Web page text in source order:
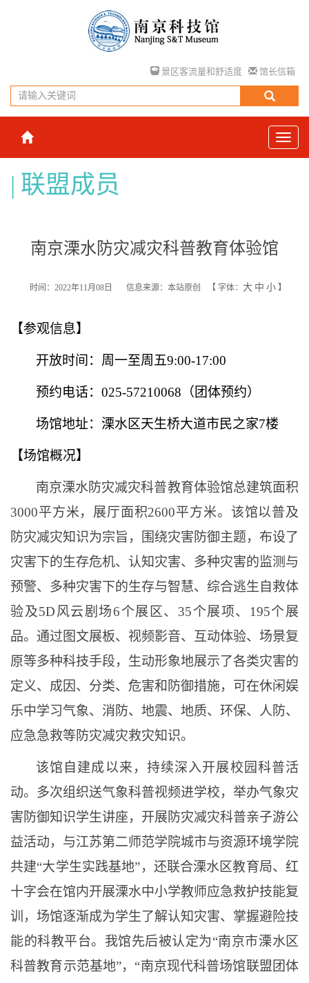
景区客流量和舒适度 馆长信箱
联盟成员
南京溧水防灾减灾科普教育体验馆
时间：2022年11月08日 信息来源：本站原创 【 字体： 大 中 小 】
【参观信息】
开放时间：周一至周五9:00-17:00
预约电话： 025-57210068（团体预约）
场馆地址：溧水区天生桥大道市民之家7楼
【场馆概况】
南京溧水防灾减灾科普教育体验馆总建筑面积
3000平方米，展厅面积2600平方米。该馆以普及
防灾减灾知识为宗旨，围绕灾害防御主题，布设了
灾害下的生存危机、认知灾害、多种灾害的监测与
预警、多种灾害下的生存与智慧、综合逃生自救体
验及5D风云剧场6个展区、35个展项、195个展
品。通过图文展板、视频影音、互动体验、场景复
原等多种科技手段，生动形象地展示了各类灾害的
定义、成因、分类、危害和防御措施，
可 在休闲娱
乐中学习气象、消防、地震、地质、环保、人防、
应急急救等防灾减灾救灾知识。
该馆自建成以来，持续深入开展校园科普活
动。多次组织送气象科普视频进学校，举办气象灾
害防御知识学生讲座，开展防灾减灾科普亲子游公
益活动，与江苏第二师范学院城市与资源环境学院
共建“大学生实践基地”，还联合溧水区教育局、红
十字会在馆内开展溧水中小学教师应急救护技能复
训，场馆逐渐成为学生了解认知灾害、掌握避险技
能的科教平台。 我馆先后被认定为“南京市溧水区
科普教育示范基地”，“南京现代科普场馆联盟团体